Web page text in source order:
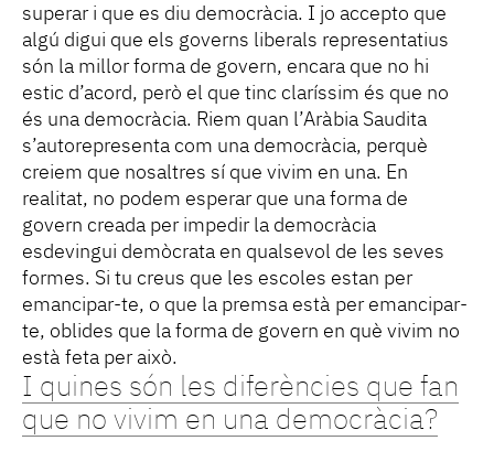
superar i que es diu democràcia. I jo accepto que
algú digui que els governs liberals representatius
són la millor forma de govern, encara que no hi
estic d’acord, però el que tinc claríssim és que no
és una democràcia. Riem quan l’Aràbia Saudita
s’autorepresenta com una democràcia, perquè
creiem que nosaltres sí que vivim en una. En
realitat, no podem esperar que una forma de
govern creada per impedir la democràcia
esdevingui demòcrata en qualsevol de les seves
formes. Si tu creus que les escoles estan per
emancipar-te, o que la premsa està per emancipar-
te, oblides que la forma de govern en què vivim no
està feta per això.
I quines són les diferències que fan
que no vivim en una democràcia?